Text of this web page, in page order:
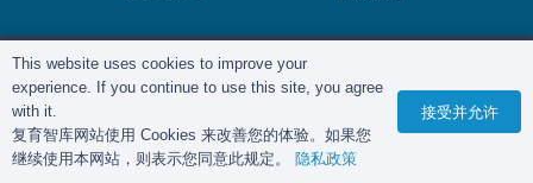
版权所有©复育智库2012 – 2025年 |
This website uses cookies to improve your
experience. If you continue to use this site, you agree
with it.
复育智库网站使用 Cookies 来改善您的体验。如果您
继续使用本网站，则表示您同意此规定。 隐私政策
接受并允许